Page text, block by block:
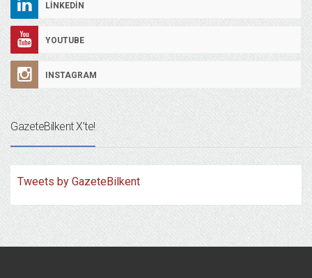
LINKEDIN
YOUTUBE
INSTAGRAM
GazeteBilkent X’te!
Tweets by GazeteBilkent